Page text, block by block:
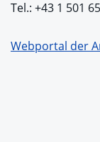
Tel.: +43 1 501
Webportal der